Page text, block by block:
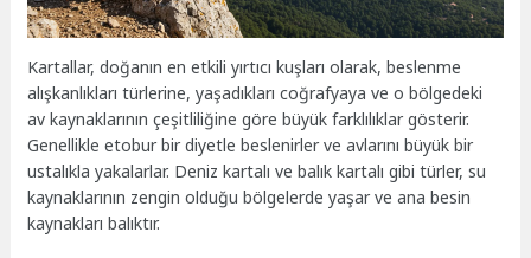
Kartallar, doğanın en etkili yırtıcı kuşları olarak, beslenme
alışkanlıkları türlerine, yaşadıkları coğrafyaya ve o bölgedeki
av kaynaklarının çeşitliliğine göre büyük farklılıklar gösterir.
Genellikle etobur bir diyetle beslenirler ve avlarını büyük bir
ustalıkla yakalarlar. Deniz kartalı ve balık kartalı gibi türler, su
kaynaklarının zengin olduğu bölgelerde yaşar ve ana besin
kaynakları balıktır.